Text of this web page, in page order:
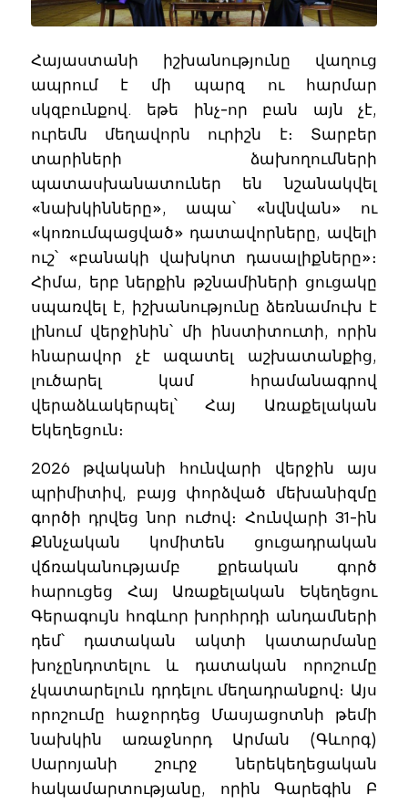
Հայաստանի իշխանությունը վաղուց
ապրում է մի պարզ ու հարմար
սկզբունքով. եթե ինչ-որ բան այն չէ,
ուրեմն մեղավորն ուրիշն է։ Տարբեր
տարիների ձախողումների
պատասխանատուներ են նշանակվել
«նախկինները», ապա՝ «նվնվան» ու
«կոռումպացված» դատավորները, ավելի
ուշ՝ «բանակի վախկոտ դասալիքները»։
Հիմա, երբ ներքին թշնամիների ցուցակը
սպառվել է, իշխանությունը ձեռնամուխ է
լինում վերջինին՝ մի ինստիտուտի, որին
հնարավոր չէ ազատել աշխատանքից,
լուծարել կամ հրամանագրով
վերաձևակերպել՝ Հայ Առաքելական
Եկեղեցուն։
2026 թվականի հունվարի վերջին այս
պրիմիտիվ, բայց փորձված մեխանիզմը
գործի դրվեց նոր ուժով։ Հունվարի 31-ին
Քննչական կոմիտեն ցուցադրական
վճռականությամբ քրեական գործ
հարուցեց Հայ Առաքելական Եկեղեցու
Գերագույն հոգևոր խորհրդի անդամների
դեմ՝ դատական ակտի կատարմանը
խոչընդոտելու և դատական որոշումը
չկատարելուն դրդելու մեղադրանքով։ Այս
որոշումը հաջորդեց Մասյացոտնի թեմի
նախկին առաջնորդ Արման (Գևորգ)
Սարոյանի շուրջ ներեկեղեցական
հակամարտությանը, որին Գարեգին Բ